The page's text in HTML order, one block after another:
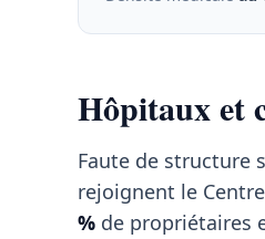
Hôpitaux et
Faute de structure
rejoignent le
% de propriétaires